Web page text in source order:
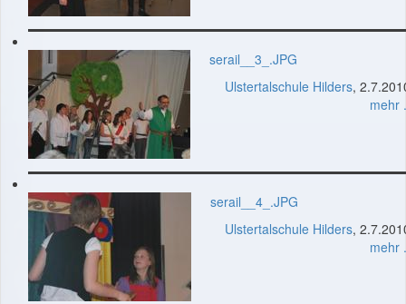
serail__3_.JPG
Ulstertalschule Hilders,
mehr
serail__4_.JPG
Ulstertalschule Hilders,
mehr